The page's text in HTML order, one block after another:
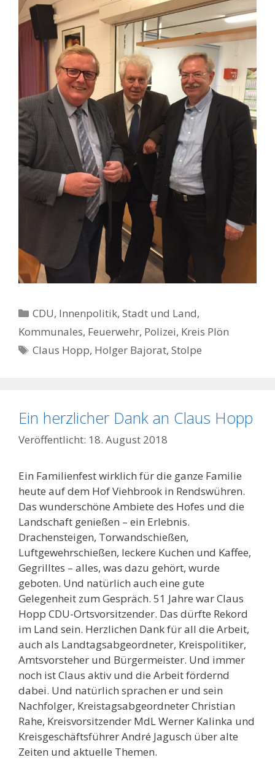
Kategorien
CDU, Innenpolitik, Stadt und Land,
Kommunales, Feuerwehr, Polizei, Kreis Plön
Schlagwörter
Claus Hopp, Holger Bajorat,Stolpe
Ein herzlicher Dank an Claus Hopp
18. August 2018
Ein Familienfest wirklich für die ganze Familie
heute auf dem Hof Viehbrook in Rendswühren.
Das wunderschöne Ambiete des Hofes und die
Landschaft genießen – ein Erlebnis.
Drachensteigen, Torwandschießen,
Luftgewehrschießen, leckere Kuchen und Kaffee,
Gegrilltes – alles, was dazu gehört, wurde
geboten. Und natürlich auch eine gute
Gelegenheit zum Gespräch. 51 Jahre war Claus
Hopp CDU-Ortsvorsitzender. Das dürfte Rekord
im Land sein. Herzlichen Dank für all die Arbeit,
auch als Landtagsabgeordneter, Kreispolitiker,
Amtsvorsteher und Bürgermeister. Und immer
noch ist Claus aktiv und die Arbeit fördernd
dabei. Und natürlich sprachen er und sein
Nachfolger, Kreistagsabgeordneter Christian
Rahe, Kreisvorsitzender MdL Werner Kalinka und
Kreisgeschäftsführer André Jagusch über alte
Zeiten und aktuelle Themen.